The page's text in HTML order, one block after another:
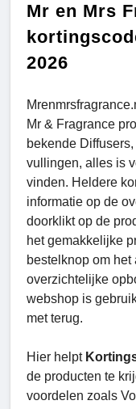
Mr en Mrs
2026
Mr & Fragrance
bekende
vullingen, alles is
vinden. Heldere
informatie op de
doorklikt op de
het gemakkelijke
bestelknop om
overzichtelijke
webshop is
met terug.
Hier helpt
de producten te
voordelen zoals